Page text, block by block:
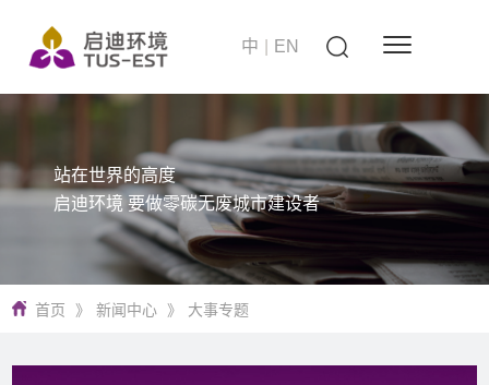
中 EN
站在世界的高度
启迪环境 要做零碳无废城市建设者
首页 》 新闻中心 》 大事专题